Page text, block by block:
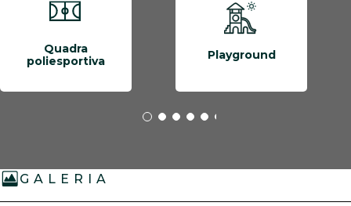
Quadra
poliesportiva
Playground
GALERIA